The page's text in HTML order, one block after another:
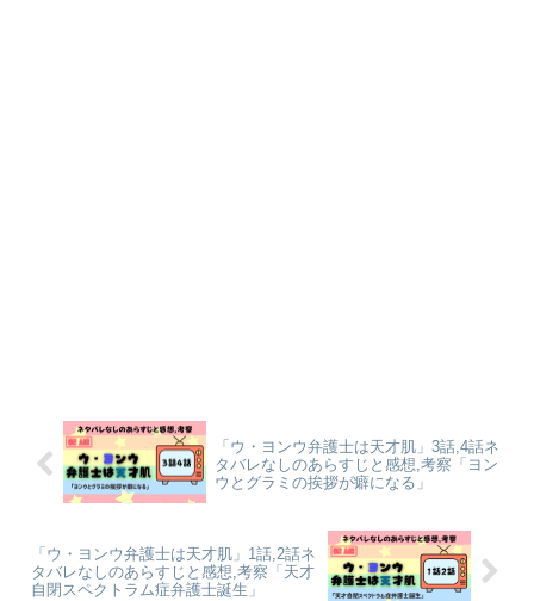
「ウ・ヨンウ弁護士は天才肌」3話,4話ネ
タバレなしのあらすじと感想,考察「ヨン
ウとグラミの挨拶が癖になる」
「ウ・ヨンウ弁護士は天才肌」1話,2話ネ
タバレなしのあらすじと感想,考察「天才
自閉スペクトラム症弁護士誕生」